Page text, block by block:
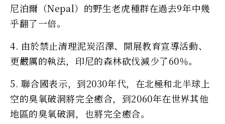
尼泊爾（Nepal）的野生老虎種群在過去9年中幾
乎翻了一倍。
4. 由於禁止清理泥炭沼澤、開展教育宣導活動、
更嚴厲的執法，印尼的森林砍伐減少了60％。
5. 聯合國表示，到2030年代，在北極和北半球上
空的臭氧破洞將完全癒合，到2060年在世界其他
地區的臭氧破洞，也將完全癒合。